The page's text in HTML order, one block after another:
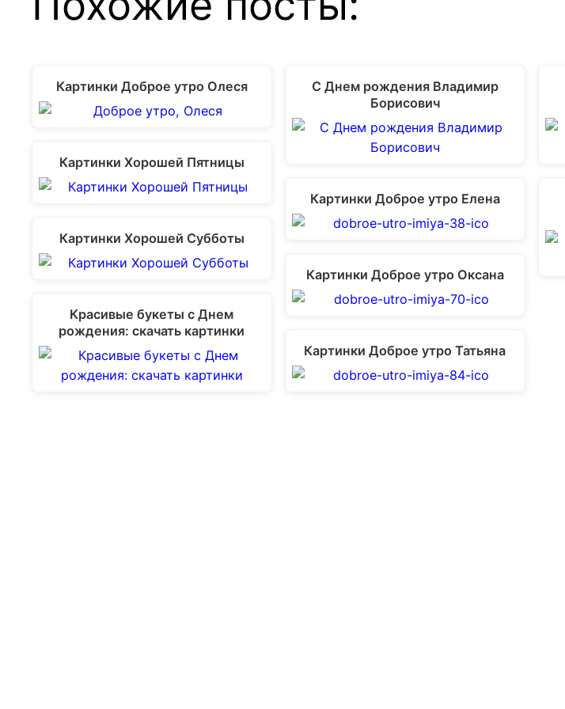
Картинки Доброе утро Олеся
Картинки Хорошей Пятницы
Картинки Хорошей Субботы
Красивые букеты с Днем
рождения: скачать картинки
С Днем рождения Владимир
Борисович
Картинки Доброе утро Елена
Картинки Доброе утро Оксана
Картинки Доброе утро Татьяна